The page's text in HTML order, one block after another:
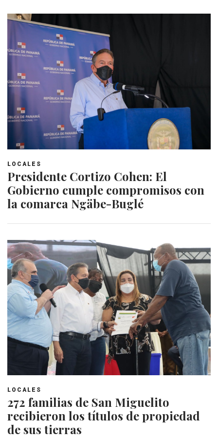
LOCALES
Presidente Cortizo Cohen: El
Gobierno cumple compromisos con
la comarca Ngäbe-Buglé
LOCALES
272 familias de San Miguelito
recibieron los títulos de propiedad
de sus tierras